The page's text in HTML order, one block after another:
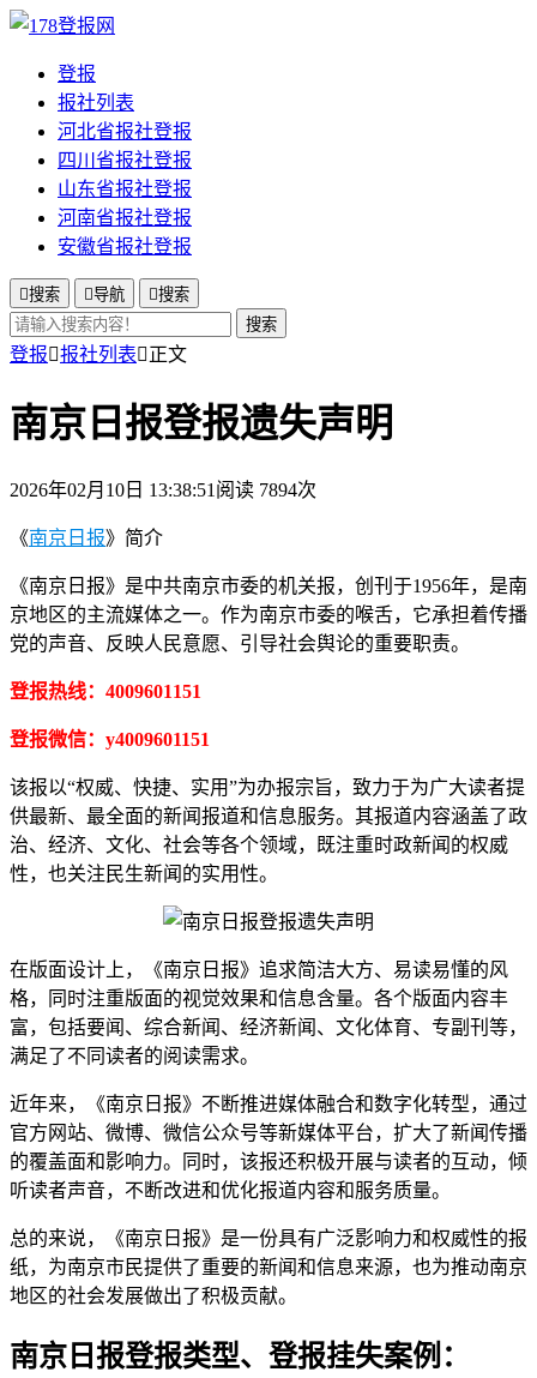
登报
报社列表
河北省报社登报
四川省报社登报
山东省报社登报
河南省报社登报
安徽省报社登报
搜索 导航 搜索
搜索
登报报社列表正文
南京日报登报遗失声明
2026年02月10日 13:38:51 阅读 7894次
《南京日报》简介
《南京日报》是中共南京市委的机关报，创刊于1956年，是南
京地区的主流媒体之一。作为南京市委的喉舌，它承担着传播
党的声音、反映人民意愿、引导社会舆论的重要职责。
登报热线：4009601151
登报微信：y4009601151
该报以“权威、快捷、实用”为办报宗旨，致力于为广大读者提
供最新、最全面的新闻报道和信息服务。其报道内容涵盖了政
治、经济、文化、社会等各个领域，既注重时政新闻的权威
性，也关注民生新闻的实用性。
在版面设计上，《南京日报》追求简洁大方、易读易懂的风
格，同时注重版面的视觉效果和信息含量。各个版面内容丰
富，包括要闻、综合新闻、经济新闻、文化体育、专副刊等，
满足了不同读者的阅读需求。
近年来，《南京日报》不断推进媒体融合和数字化转型，通过
官方网站、微博、微信公众号等新媒体平台，扩大了新闻传播
的覆盖面和影响力。同时，该报还积极开展与读者的互动，倾
听读者声音，不断改进和优化报道内容和服务质量。
总的来说，《南京日报》是一份具有广泛影响力和权威性的报
纸，为南京市民提供了重要的新闻和信息来源，也为推动南京
地区的社会发展做出了积极贡献。
南京日报登报类型、登报挂失案例：